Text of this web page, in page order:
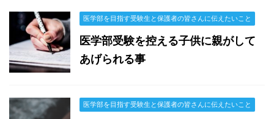
医学部を目指す受験生と保護者の皆さんに伝えたいこと
医学部受験を控える子供に親がして
あげられる事
医学部を目指す受験生と保護者の皆さんに伝えたいこと